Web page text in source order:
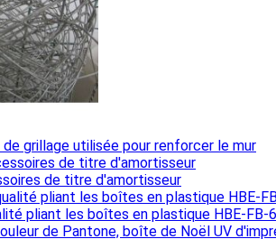
grillage utilisée pour renforcer le mur
de titre d'amortisseur
pliant les boîtes en plastique HBE-FB-6